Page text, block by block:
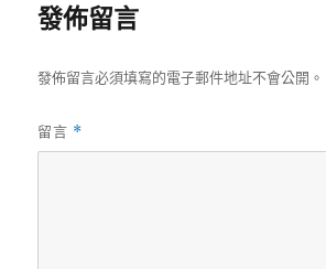
發佈留言
發佈留言必須填寫的電子郵件地址不會公開。
留言 *